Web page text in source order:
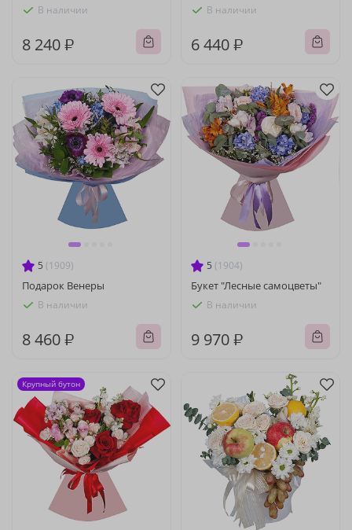
В наличии
8 240 ₽
В наличии
6 440 ₽
5 (1909)
Подарок Венеры
В наличии
8 460 ₽
5 (1904)
Букет "Лесные самоцветы"
В наличии
9 970 ₽
Крупный бутон